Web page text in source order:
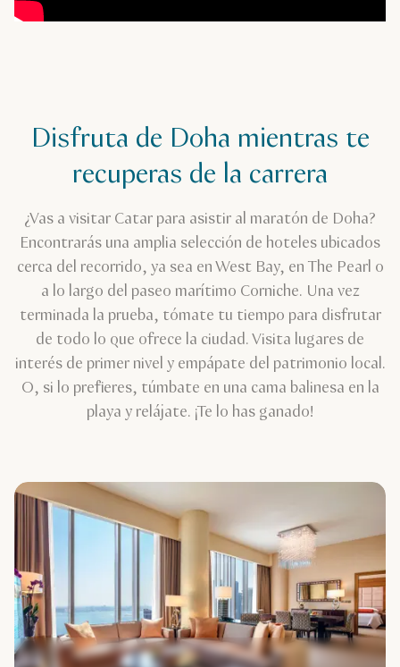
Disfruta de Doha mientras te
recuperas de la carrera
¿Vas a visitar Catar para asistir al maratón de Doha?
Encontrarás una amplia selección de hoteles ubicados
cerca del recorrido, ya sea en West Bay, en The Pearl o
a lo largo del paseo marítimo Corniche. Una vez
terminada la prueba, tómate tu tiempo para disfrutar
de todo lo que ofrece la ciudad. Visita lugares de
interés de primer nivel y empápate del patrimonio local.
O, si lo prefieres, túmbate en una cama balinesa en la
playa y relájate. ¡Te lo has ganado!